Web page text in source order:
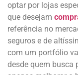
optar por lojas
que desejam
referência no
seguros e de
com um portfólio
desde quem busca